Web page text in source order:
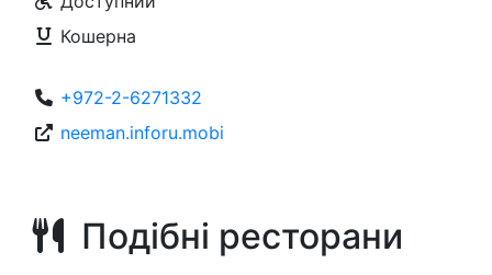
Кошерна
+972-2-6271332
neeman.inforu.mobi
Подібні ресторани